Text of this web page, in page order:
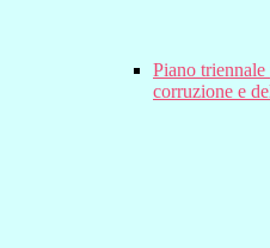
Piano
corruzione e